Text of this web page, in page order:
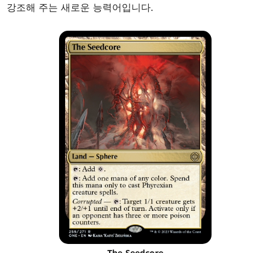
강조해 주는 새로운 능력어입니다.